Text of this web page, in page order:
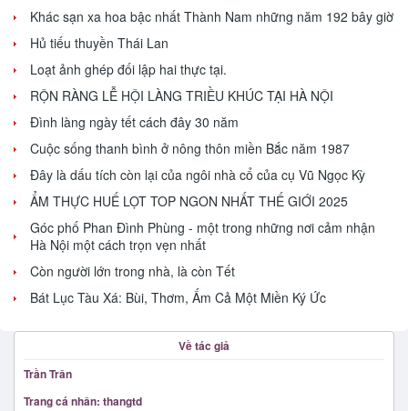
Khác sạn xa hoa bậc nhất Thành Nam những năm 192 bây giờ
Hủ tiếu thuyền Thái Lan
Loạt ảnh ghép đối lập hai thực tại.
RỘN RÀNG LỄ HỘI LÀNG TRIỀU KHÚC TẠI HÀ NỘI
Đình làng ngày tết cách đây 30 năm
Cuộc sống thanh bình ở nông thôn miền Bắc năm 1987
Đây là dấu tích còn lại của ngôi nhà cổ của cụ Vũ Ngọc Kỳ
ẨM THỰC HUẾ LỌT TOP NGON NHẤT THẾ GIỚI 2025
Góc phố Phan Đình Phùng - một trong những nơi cảm nhận
Hà Nội một cách trọn vẹn nhất
Còn người lớn trong nhà, là còn Tết
Bát Lục Tàu Xá: Bùi, Thơm, Ấm Cả Một Miền Ký Ức
Về tác giả
Trần Trân
Trang cá nhân: thangtd